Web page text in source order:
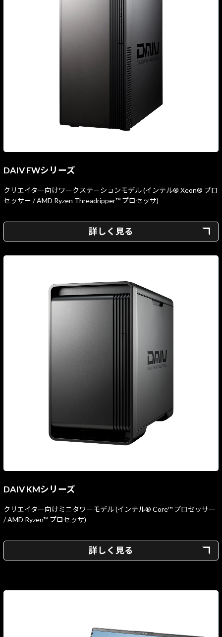
DAIV FWシリーズ
クリエイター向けワークステーションモデル (インテル® Xeon® プロ
セッサー / AMD Ryzen Threadripper™ プロセッサ)
詳しく見る
DAIV KMシリーズ
クリエイター向けミニタワーモデル (インテル® Core™ プロセッサー
/ AMD Ryzen™ プロセッサ)
詳しく見る